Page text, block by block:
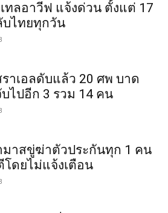
ทลอาวีฟ แจ้งด่วน ตั้งแต่ 17
บไทยทุกวัน
าเอลดับแล้ว 20 ศพ บาด
ไปอีก 3 รวม 14 คน
มาสขู่ฆ่าตัวประกันทุก 1 คน
โดยไม่แจ้งเตือน